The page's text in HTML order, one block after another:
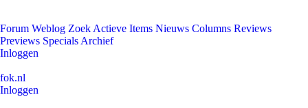
Forum Weblog Zoek Actieve Items Nieuws Columns Reviews
Previews Specials Archief
Inloggen
fok.nl
Inloggen